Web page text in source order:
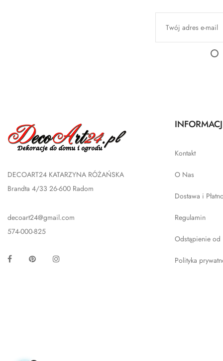
DECOART24 KATARZYNA RÓŻAŃSKA
Brandta 4/33 26-600 Radom
decoart24@gmail.com
574-000-825
Facebook Pinterest
Kontakt
O Nas
Dostawa i
Regulamin
Odstąpienie od
Polityka